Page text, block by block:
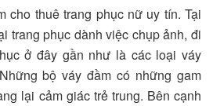
cho thuê trang phục nữ uy tín. Tại
trang phục dành việc chụp ảnh, đi
ở đây gần như là các loại váy
bộ váy đầm có những gam
lại cảm giác trẻ trung. Bên cạnh